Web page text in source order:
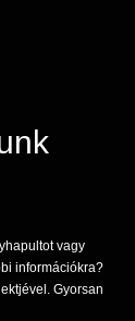
vagy
információkra?
Gyorsan